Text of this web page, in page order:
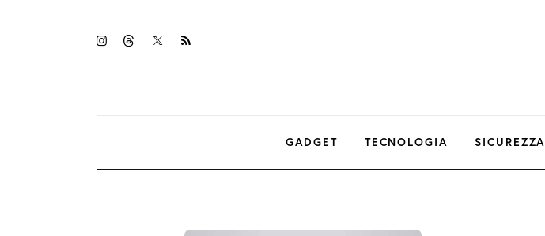
instagramm
threadstwitter-
rss
GADGET TECNOLOGIA SICUREZZA